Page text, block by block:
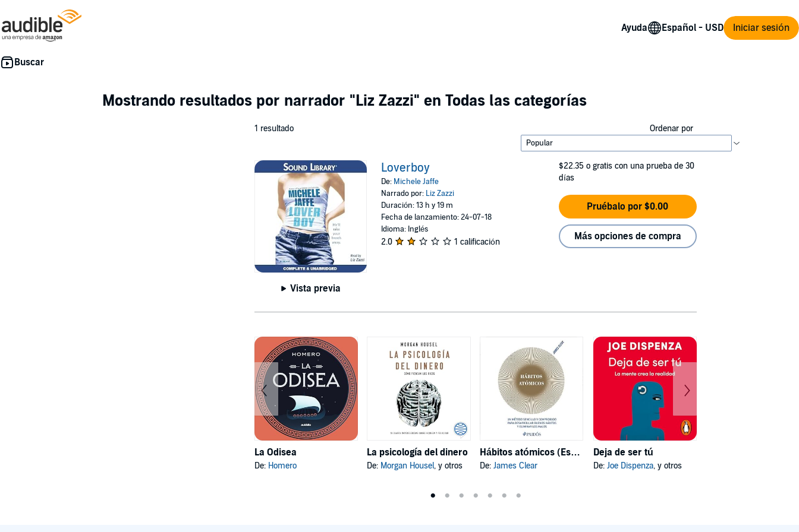
Ayuda Iniciar sesión
Mostrando resultados por narrador "Liz Zazzi" en Todas las categorías
1 resultado Ordenar por
Vista previa
Loverboy
De: Michele Jaffe
Narrado por: Liz Zazzi
Duración: 13 h y 19 m
Fecha de lanzamiento: 24-07-18
Idioma: Inglés
2.0 1 calificación
$22.35 o gratis con una prueba de 30
días
Pruébalo por $0.00
Más opciones de compra
La Odisea
De: Homero
La psicología del dinero
De: Morgan Housel, y otros
Hábitos atómicos (Español neutro)
De: James Clear
Deja de ser tú
De: Joe Dispenza, y otros